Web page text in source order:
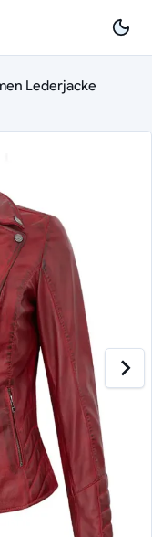
Lederjacke